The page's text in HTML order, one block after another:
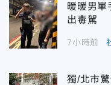
暖暖男
出毒駕
7小時前
獨/北市